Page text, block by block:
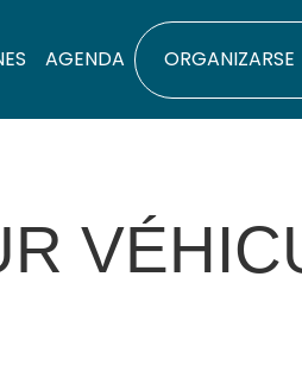
AGENDA ORGANIZARSE